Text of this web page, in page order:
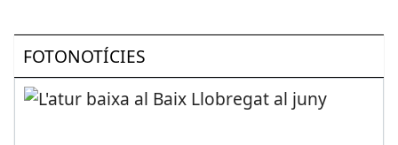
FOTONOTÍCIES